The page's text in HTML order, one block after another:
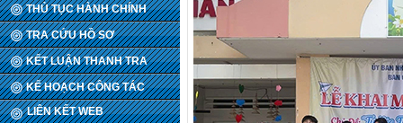
THỦ TỤC HÀNH CHÍNH
TRA CỨU HỒ SƠ
KẾT LUẬN THANH TRA
KẾ HOẠCH CÔNG TÁC
LIÊN KẾT WEB